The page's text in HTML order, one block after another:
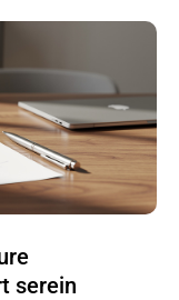
serein